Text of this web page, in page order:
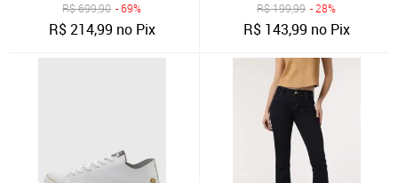
R$699,90 - 69%
R$214,99 no Pix
R$199,99 - 28%
R$ 143,99 no Pix